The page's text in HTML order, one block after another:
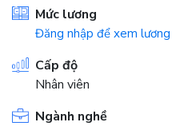
Mức lương
Đăng nhập để xem lương
Cấp độ
Nhân viên
Ngành nghề